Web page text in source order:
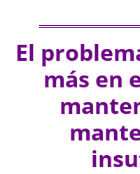
El
más en